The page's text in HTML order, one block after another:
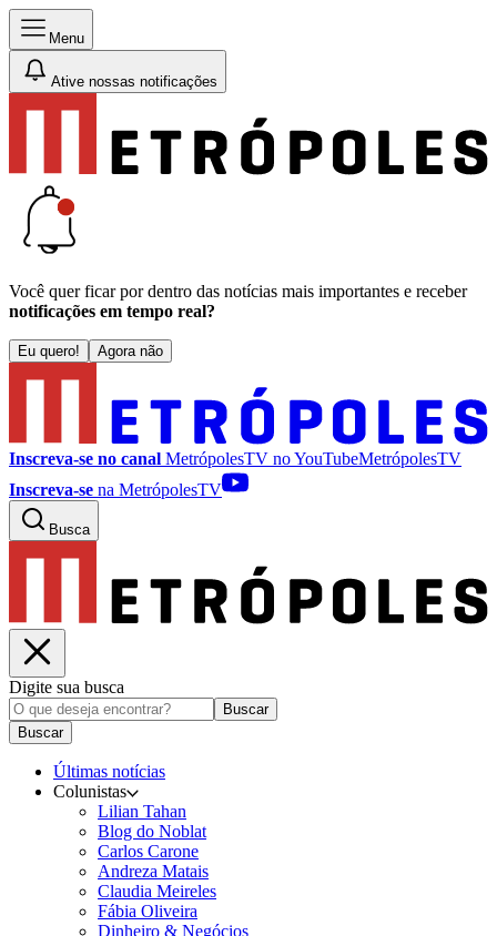
Menu
Ative nossas notificações
Você quer ficar por dentro das notícias mais importantes e receber
notificações em tempo real?
Eu quero! Agora não
Inscreva-se no canal MetrópolesTV noYouTubeMetrópolesTV
Inscreva-se na MetrópolesTV
Busca
Digite sua busca
Buscar
Buscar
Últimas notícias
Colunistas
Lilian Tahan
Blog do Noblat
Carlos Carone
Andreza Matais
Claudia Meireles
Fábia Oliveira
Dinheiro & Negócios